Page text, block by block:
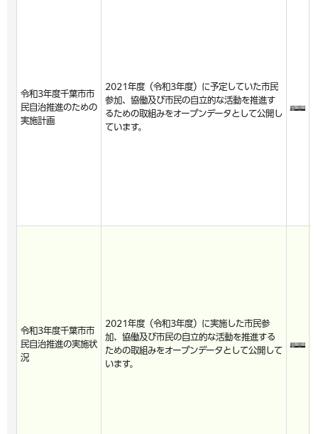
令和3年度千葉市市
民自治推進のための
実施計画
2021年度（令和3年度）に予定していた市民
参加、協働及び市民の自立的な活動を推進す
るための取組みをオープンデータとして公開し
ています。
令和3年度千葉市市
民自治推進の実施状
況
2021年度（令和3年度）に実施した市民参
加、協働及び市民の自立的な活動を推進する
ための取組みをオープンデータとして公開して
います。